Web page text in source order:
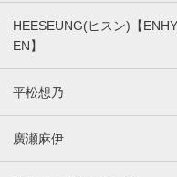
HEESEUNG(ヒスン)【
EN】
平松想乃
廣瀬麻伊